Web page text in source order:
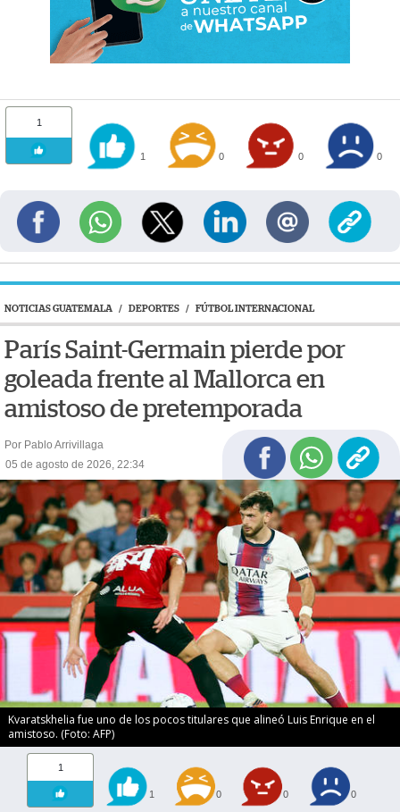
1
1 0 0 0
NOTICIAS GUATEMALA / DEPORTES / FÚTBOL INTERNACIONAL
París Saint-Germain pierde por
goleada frente al Mallorca en
amistoso de pretemporada
Por Pablo Arrivillaga
05 de agosto de 2026, 22:34
Kvaratskhelia fue uno de los pocos titulares que alineó Luis Enrique en el
amistoso. (Foto: AFP)
1
1 0 0 0